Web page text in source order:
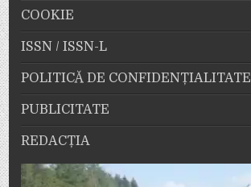
COOKIE
ISSN / ISSN-L
POLITICĂ DE CONFIDENȚIALITATE
PUBLICITATE
REDACȚIA